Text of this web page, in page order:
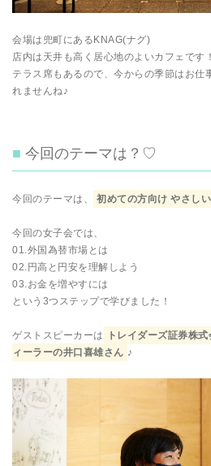
会場は兜町にあるKNAG(ナグ)
店内は天井も高く居心地のよいカフェです！
テラス席もあるので、今からの季節はお仕
れませんね♪
今回のテーマは？♡
今回のテーマは、 初めての方向け やさし
今回の女子会では、
01.外国為替市場とは
02.円高と円安を理解しよう
03.お金を増やすには
という3つステップで学びました！
ゲストスピーカーは
トレイダーズ証券株
ィーラーの井口喜雄さん ♪